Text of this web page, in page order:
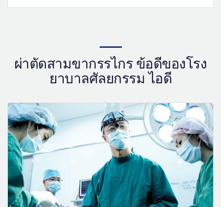
ผ่าตัดสามขากรรไกร ข้อดีของโรง
ยาบาลศัลยกรรม ไอดี